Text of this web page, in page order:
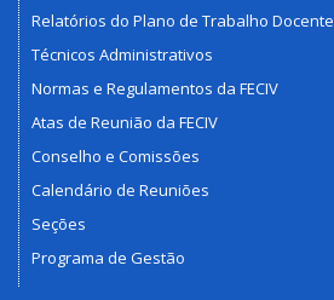
Relatórios do Plano de Trabalho Docente
Técnicos Administrativos
Normas e Regulamentos da FECIV
Atas de Reunião da FECIV
Conselho e Comissões
Calendário de Reuniões
Seções
Programa de Gestão